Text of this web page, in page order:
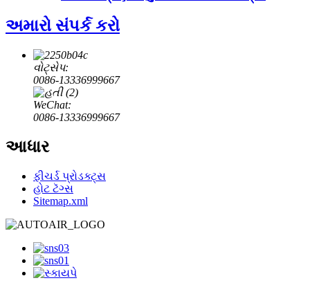
અમારો સંપર્ક કરો
વોટ્સેપ:
0086-13336999667
WeChat:
0086-13336999667
આધાર
ફીચર્ડ પ્રોડક્ટ્સ
હોટ ટૅગ્સ
Sitemap.xml